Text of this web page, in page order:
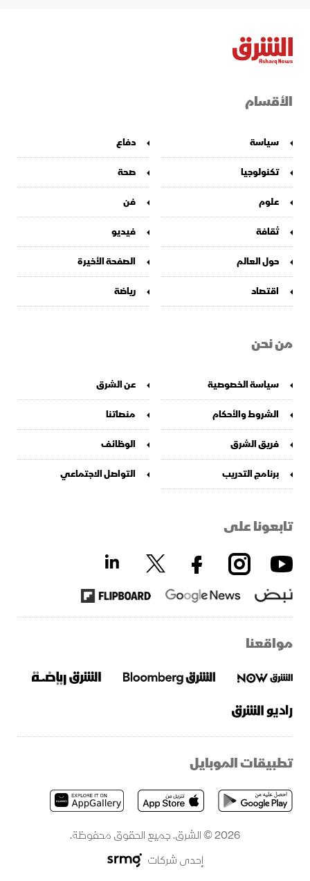
الأقسام
سياسة
دفاع
تكنولوجيا
صحة
علوم
فن
ثقافة
فيديو
حول العالم
الصفحة الأخيرة
اقتصاد
رياضة
من نحن
سياسة الخصوصية
عن الشرق
الشروط والأحكام
منصاتنا
فريق الشرق
الوظائف
برنامج التدريب
التواصل الاجتماعي
تابعونا على
مواقعنا
تطبيقات الموبايل
2026 © الشرق. جميع الحقوق محفوظة.
إحدى شركات